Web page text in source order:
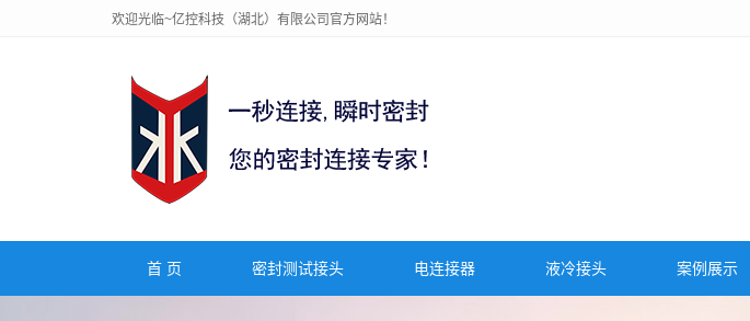
欢迎光临~亿控科技（湖北）有限公司官方网站！
首 页 密封测试接头 电连接器 液冷接头 案例展示